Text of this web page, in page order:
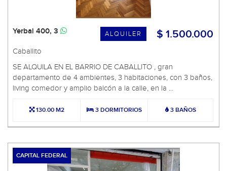
$ 1.500.000
ALQUILER
Yerbal 400, 3
Caballito
SE ALQUILA EN EL BARRIO DE CABALLITO , gran
departamento de 4 ambientes, 3 habitaciones, con 3 baños,
living comedor y amplio balcón a la calle, en la ...
130.00 M2 3 DORMITORIOS 3 BAÑOS
CAPITAL FEDERAL